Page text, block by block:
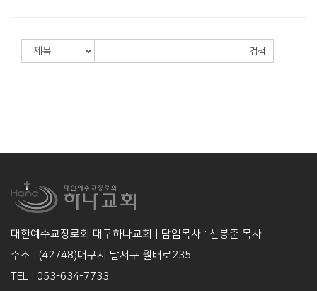
검색
대한예수교장로회 대구하나교회 | 담임목사 : 신봉준 목사
주소 : (42748)대구시 달서구 월배로235
TEL : 053-634-7733